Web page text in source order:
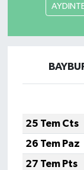
25 Tem Cts
26 Tem Paz
27 Tem Pts